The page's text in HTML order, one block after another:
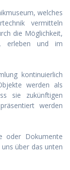
welches
vermitteln
die Möglichkeit,
erleben und im
kontinuierlich
werden als
sie zukünftigen
werden
oder Dokumente
über das unten